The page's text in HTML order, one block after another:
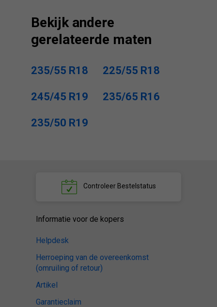
Bekijk andere
gerelateerde maten
235/55 R18 225/55 R18
245/45 R19 235/65 R16
235/50 R19
ControleerBestelstatus
Informatie voor de kopers
Helpdesk
Herroeping van de overeenkomst
(omruiling of retour)
Artikel
Garantieclaim